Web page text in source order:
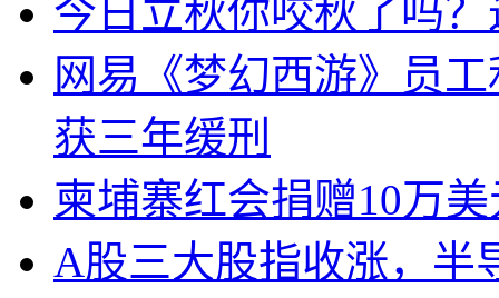
今日立秋你咬秋了吗
网易《梦幻西游》员
获三年缓刑
柬埔寨红会捐赠10万
A股三大股指收涨，半